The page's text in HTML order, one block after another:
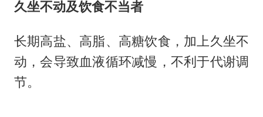
久坐不动及饮食不当者
长期高盐、高脂、高糖饮食，加上久坐不
动，会导致血液循环减慢，不利于代谢调
节。